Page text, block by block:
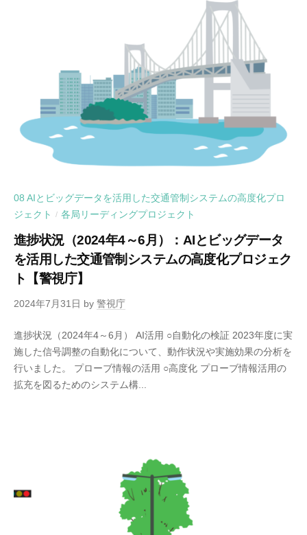
08 AIとビッグデータを活用した交通管制システムの高度化プロ
ジェクト
/ 各局リーディングプロジェクト
進捗状況（2024年4～6月）：AIとビッグデータ
を活用した交通管制システムの高度化プロジェク
ト【警視庁】
2024年7月31日 by 警視庁
進捗状況（2024年4～6月） AI活用 ○自動化の検証 2023年度に実
施した信号調整の自動化について、動作状況や実施効果の分析を
行いました。 プローブ情報の活用 ○高度化 プローブ情報活用の
拡充を図るためのシステム構...